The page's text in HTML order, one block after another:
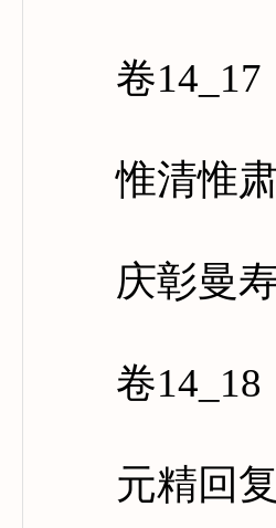
卷14_17
惟清惟肃
庆彰曼寿
卷14_18
元精回复